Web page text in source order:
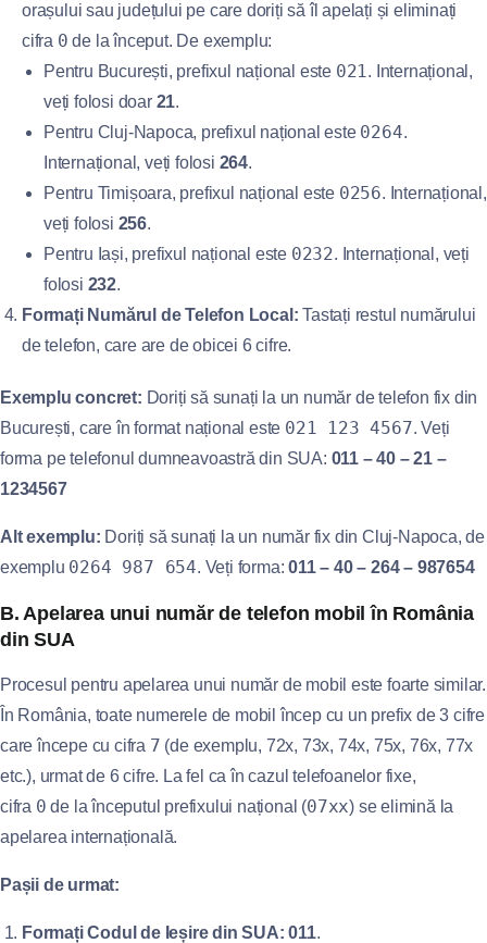
orașului sau județului pe care doriți să îl apelați și eliminați
cifra 0 de la început. De exemplu:
Pentru București, prefixul național este 021. Internațional,
veți folosi doar 21.
Pentru Cluj-Napoca, prefixul național este 0264.
Internațional, veți folosi 264.
Pentru Timișoara, prefixul național este 0256. Internațional,
veți folosi 256.
Pentru Iași, prefixul național este 0232. Internațional, veți
folosi 232.
Formați Numărul de Telefon Local: Tastați restul numărului
de telefon, care are de obicei 6 cifre.
Exemplu concret: Doriți să sunați la un număr de telefon fix din
București, care în format național este 021 123 4567. Veți
forma pe telefonul dumneavoastră din SUA: 011 – 40 – 21 –
1234567
Alt exemplu: Doriți să sunați la un număr fix din Cluj-Napoca, de
exemplu 0264 987 654. Veți forma:011 – 40 – 264 – 987654
B. Apelarea unui număr de telefon mobil în România
din SUA
Procesul pentru apelarea unui număr de mobil este foarte similar.
În România, toate numerele de mobil încep cu un prefix de 3 cifre
care începe cu cifra 7 (de exemplu, 72x, 73x, 74x, 75x, 76x, 77x
etc.), urmat de 6 cifre. La fel ca în cazul telefoanelor fixe,
cifra 0 de la începutul prefixului național (07xx) se elimină la
apelarea internațională.
Pașii de urmat:
Formați Codul de Ieșire din SUA: 011.